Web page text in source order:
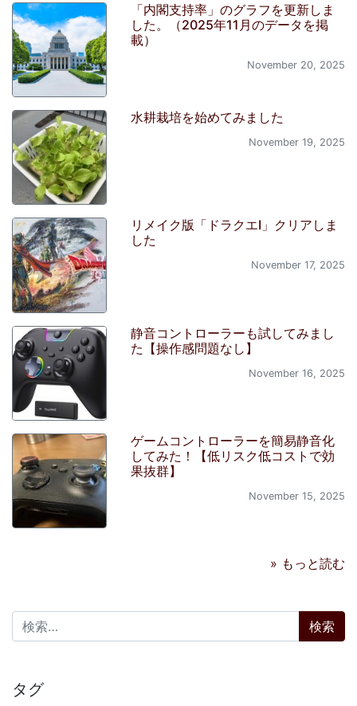
「内閣支持率」のグラフを更新しま
した。（2025年11月のデータを掲
載）
November 20, 2025
水耕栽培を始めてみました
November 19, 2025
リメイク版「ドラクエI」クリアしま
した
November 17, 2025
静音コントローラーも試してみまし
た【操作感問題なし】
November 16, 2025
ゲームコントローラーを簡易静音化
してみた！【低リスク低コストで効
果抜群】
November 15, 2025
» もっと読む
検索:
タグ